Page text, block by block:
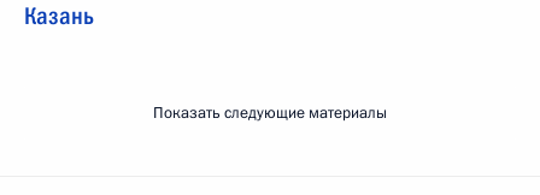
Казань
Показать следующие материалы